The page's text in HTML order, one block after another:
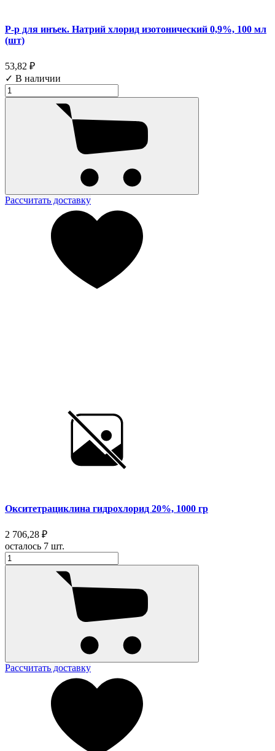
Р-р для инъек. Натрий хлорид изотонический 0,9%, 100 мл
(шт)
53,82 ₽
✓ В наличии
Рассчитать доставку
Окситетрациклина гидрохлорид 20%, 1000 гр
2 706,28 ₽
осталось 7 шт.
Рассчитать доставку